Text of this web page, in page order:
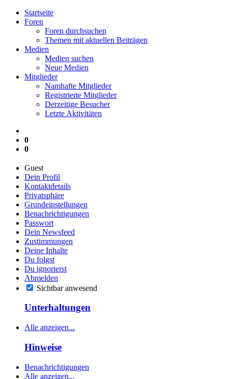
Startseite
Foren
Foren durchsuchen
Themen mit aktuellen Beiträgen
Medien
Medien suchen
Neue Medien
Mitglieder
Namhafte Mitglieder
Registrierte Mitglieder
Derzeitige Besucher
Letzte Aktivitäten
0
0
Guest
Dein Profil
Kontaktdetails
Privatsphäre
Grundeinstellungen
Benachrichtigungen
Passwort
Dein Newsfeed
Zustimmungen
Deine Inhalte
Du folgst
Du ignorierst
Abmelden
Sichtbar anwesend
Unterhaltungen
Alle anzeigen...
Hinweise
Benachrichtigungen
Alle anzeigen...